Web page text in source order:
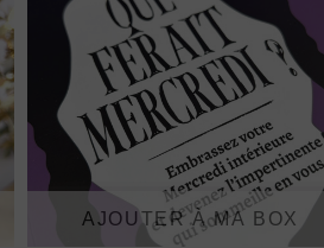
AJOUTER À MA BOX